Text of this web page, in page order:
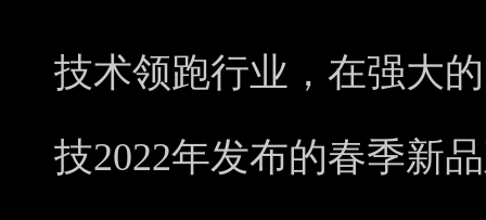
技术领跑行业，在强大
技2022年发布的春季新